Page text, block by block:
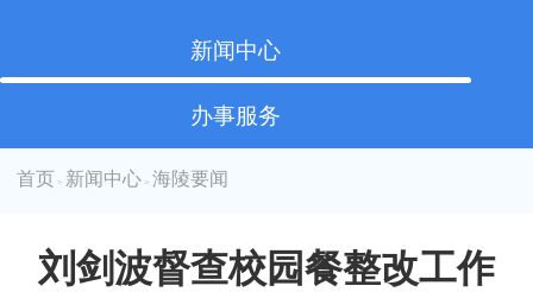
新闻中心
办事服务
首页 > 新闻中心 > 海陵要闻
刘剑波督查校园餐整改工作